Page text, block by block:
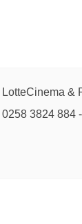
LotteCinema &
0258 3824 884